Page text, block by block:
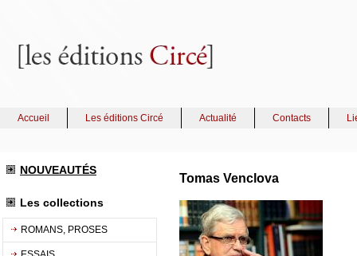
Accueil Les éditions Circé Actualité Contacts
NOUVEAUTÉS
Les collections
ROMANS, PROSES
Tomas Venclova